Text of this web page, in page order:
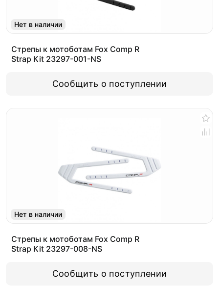
Нет в наличии
Стрепы к мотоботам Fox Comp R
Strap Kit 23297-001-NS
Сообщить о поступлении
Нет в наличии
Стрепы к мотоботам Fox Comp R
Strap Kit 23297-008-NS
Сообщить о поступлении